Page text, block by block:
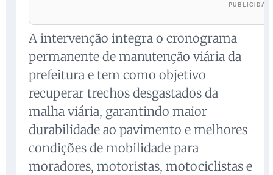
A intervenção integra o cronograma
permanente de manutenção viária da
prefeitura e tem como objetivo
recuperar trechos desgastados da
malha viária, garantindo maior
durabilidade ao pavimento e melhores
condições de mobilidade para
moradores, motoristas, motociclistas e